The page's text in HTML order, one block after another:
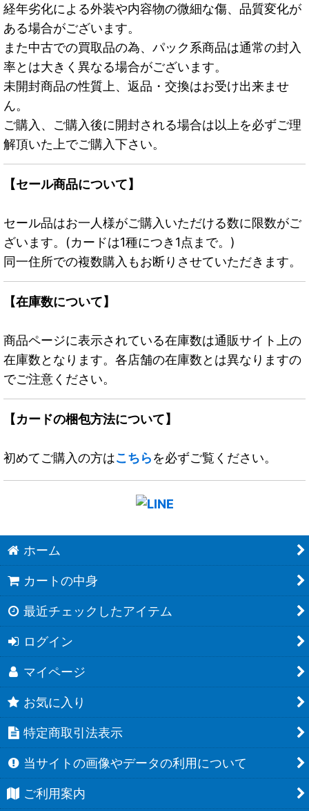
経年劣化による外装や内容物の微細な傷、品質変化が
ある場合がございます。
また中古での買取品の為、パック系商品は通常の封入
率とは大きく異なる場合がございます。
未開封商品の性質上、返品・交換はお受け出来ませ
ん。
ご購入、ご購入後に開封される場合は以上を必ずご理
解頂いた上でご購入下さい。
【セール商品について】
セール品はお一人様がご購入いただける数に限数がご
ざいます。(カードは1種につき1点まで。)
同一住所での複数購入もお断りさせていただきます。
【在庫数について】
商品ページに表示されている在庫数は通販サイト上の
在庫数となります。各店舗の在庫数とは異なりますの
でご注意ください。
【カードの梱包方法について】
初めてご購入の方はこちらを必ずご覧ください。
ホーム
カートの中身
最近チェックしたアイテム
ログイン
マイページ
お気に入り
特定商取引法表示
当サイトの画像やデータの利用について
ご利用案内